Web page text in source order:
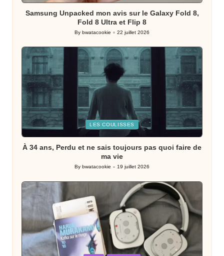
Samsung Unpacked mon avis sur le Galaxy Fold 8,
Fold 8 Ultra et Flip 8
Posted
By bwatacookie 22 juillet 2026
LES COULISSES
À 34 ans, Perdu et ne sais toujours pas quoi faire de
ma vie
Posted
By bwatacookie 19 juillet 2026